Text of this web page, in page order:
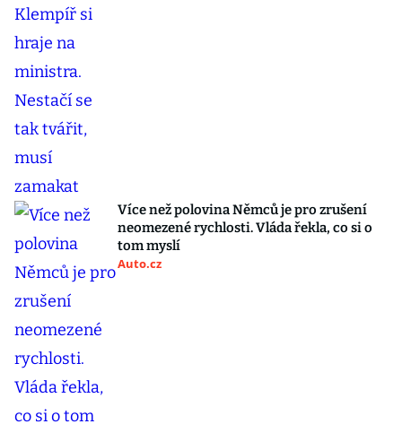
Více než polovina Němců je pro zrušení
neomezené rychlosti. Vláda řekla, co si o
tom myslí
Auto.cz